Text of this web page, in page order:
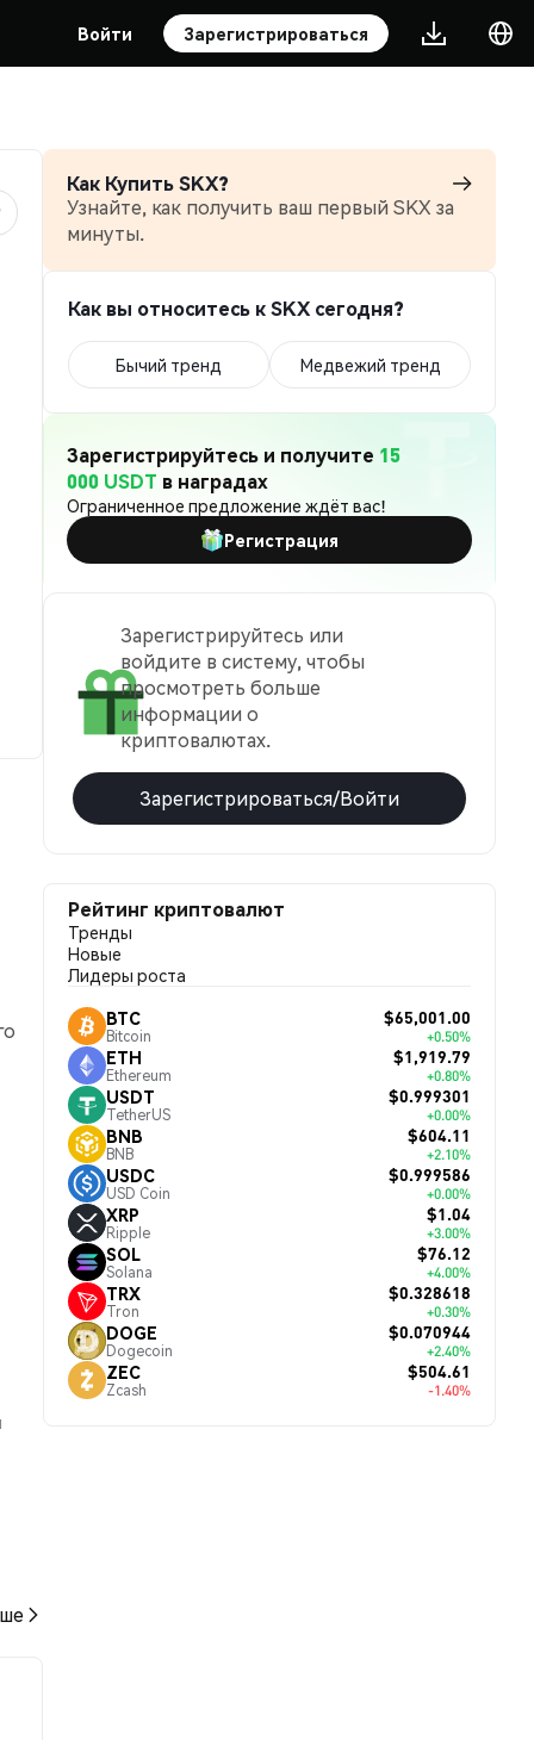
Войти Зарегистрироваться
Как Купить SKX?
Узнайте, как получить ваш первый SKX за
минуты.
Как вы относитесь к SKX сегодня?
Бычий тренд Медвежий тренд
Зарегистрируйтесь и получите 15
000 USDT в наградах
Ограниченное предложение ждёт вас!
Регистрация
Зарегистрируйтесь или
войдите в систему, чтобы
просмотреть больше
информации о
криптовалютах.
Зарегистрироваться/Войти
Рейтинг криптовалют
Тренды
Новые
Лидеры роста
BTC
Bitcoin
$65,001.00
+0.50%
ETH
Ethereum
$1,919.79
+0.80%
USDT
TetherUS
$0.999301
+0.00%
BNB
BNB
$604.11
+2.10%
USDC
USD Coin
$0.999586
+0.00%
XRP
Ripple
$1.04
+3.00%
SOL
Solana
$76.12
+4.00%
TRX
Tron
$0.328618
+0.30%
DOGE
Dogecoin
$0.070944
+2.40%
ZEC
Zcash
$504.61
-1.40%